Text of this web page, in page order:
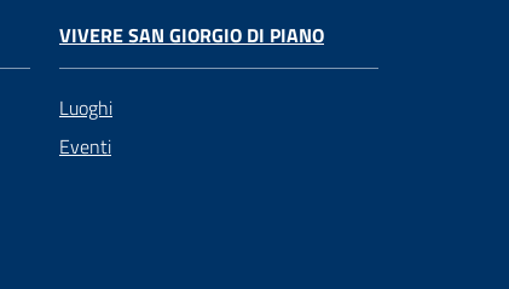
VIVERE SAN GIORGIO DI PIANO
Luoghi
Eventi